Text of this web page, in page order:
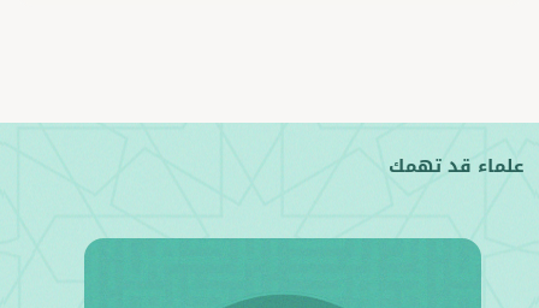
علماء قد تهمك